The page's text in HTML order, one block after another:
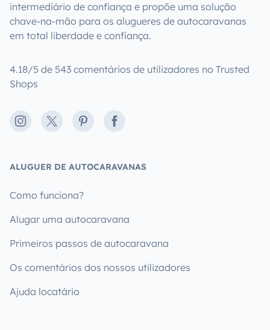
intermediário de confiança e propõe uma solução
chave-na-mão para os alugueres de autocaravanas
em total liberdade e confiança.
4.18/5 de 543 comentários de utilizadores no Trusted
Shops
Instagram
X PinterestFacebook
ALUGUER DE AUTOCARAVANAS
Como funciona?
Alugar uma autocaravana
Primeiros passos de autocaravana
Os comentários dos nossos utilizadores
Ajuda locatário